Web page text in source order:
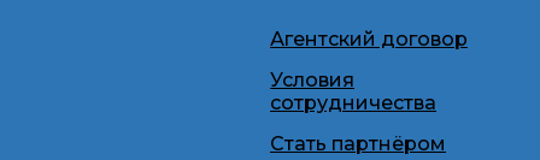
Агентский договор
Условия
сотрудничества
Стать партнёром